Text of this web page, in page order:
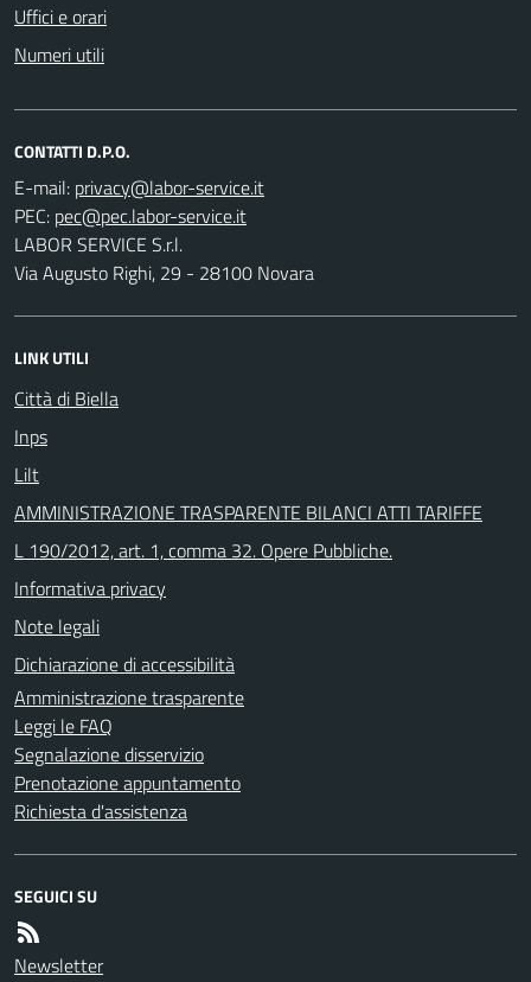
Uffici e orari
Numeri utili
CONTATTI D.P.O.
E-mail:
PEC:
LABOR SERVICE S.r.l.
Via Augusto Righi, 29 - 28100 Novara
LINK UTILI
Città di Biella
Inps
Lilt
AMMINISTRAZIONE TRASPARENTE BILANCI ATTI TARIFFE
L 190/2012, art. 1, comma 32. Opere Pubbliche.
Informativa privacy
Note legali
Dichiarazione di accessibilità
Amministrazione trasparente
Leggi le FAQ
Segnalazione disservizio
Prenotazione appuntamento
Richiesta d'assistenza
SEGUICI SU
Newsletter